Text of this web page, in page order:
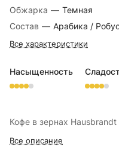
Обжарка — Темная
Состав — Арабика /
Все характеристики
Насыщенность
Кофе в зернах
Все описание